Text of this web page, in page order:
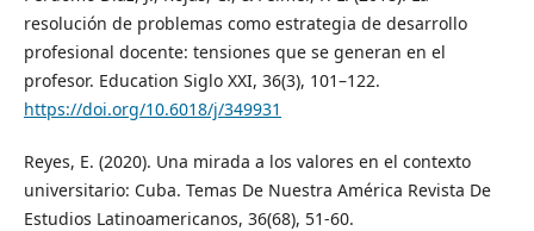
resolución de problemas como estrategia de desarrollo
profesional docente: tensiones que se generan en el
profesor. Education Siglo XXI, 36(3), 101–122.
https://doi.org/10.6018/j/349931
Reyes, E. (2020). Una mirada a los valores en el contexto
universitario: Cuba. Temas De Nuestra América Revista De
Estudios Latinoamericanos, 36(68), 51-60.